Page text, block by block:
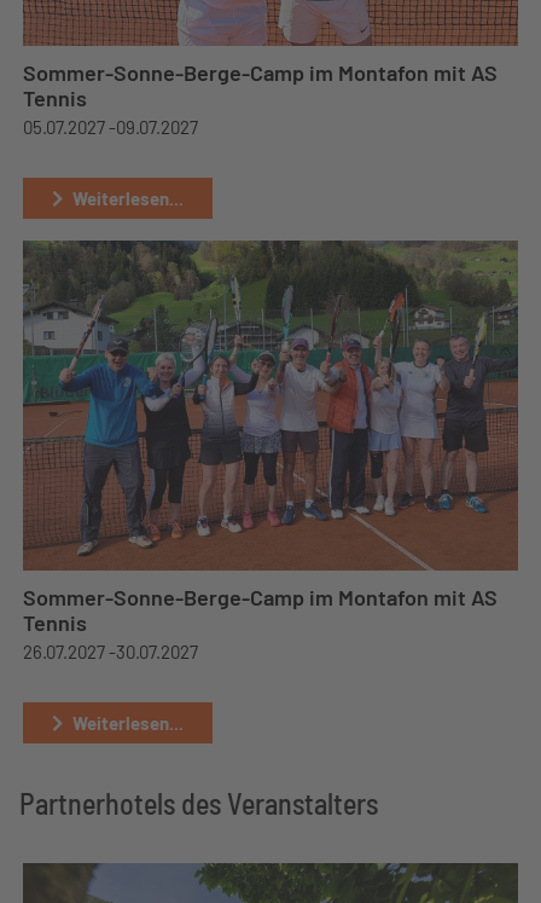
Sommer-Sonne-Berge-Camp im Montafon mit AS
Tennis
05.07.2027 -09.07.2027
Weiterlesen...
Sommer-Sonne-Berge-Camp im Montafon mit AS
Tennis
26.07.2027 -30.07.2027
Weiterlesen...
Partnerhotels des Veranstalters